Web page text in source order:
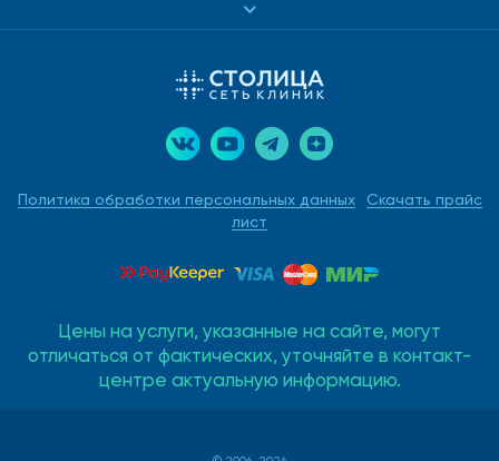
Политика обработки персональных данных
Скачать прайс
лист
Цены на услуги, указанные на сайте, могут
отличаться от фактических, уточняйте в контакт-
центре актуальную информацию.